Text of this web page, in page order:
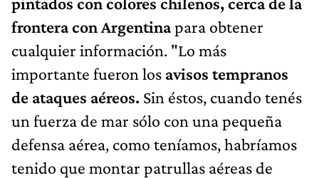
frontera con Argentinapara obtener
cualquier información. "Lo más
importante fueron los avisos tempranos
de ataques aéreos. Sin éstos, cuando tenés
un fuerza de mar sólo con una pequeña
defensa aérea, como teníamos, habríamos
tenido que montar patrullas aéreas de